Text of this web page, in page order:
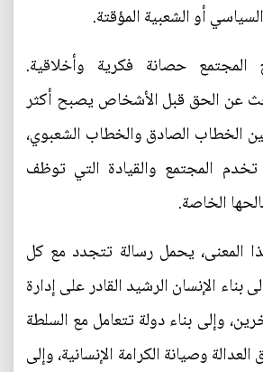
أو الشعبية المؤقتة.
المجتمع حصانة فكرية وأخلاقية.
عن الحق قبل الأشخاص يصبح أكثر
الخطاب الصادق والخطاب الشعبوي،
تخدم المجتمع والقيادة التي توظف
الخاصة.
المعنى، يحمل رسالة تتجدد مع كل
الإنسان الرشيد القادر على إدارة
وإلى بناء دولة تتعامل مع السلطة
وصيانة الكرامة الإنسانية، وإلى